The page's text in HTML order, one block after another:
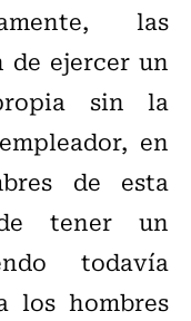
las
de ejercer un
sin la
en
de esta
tener un
todavía
los hombres